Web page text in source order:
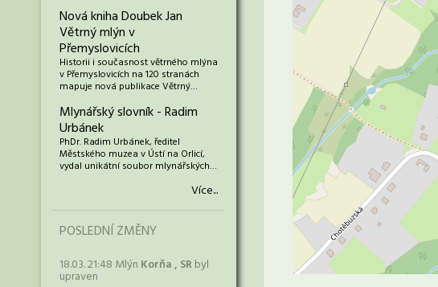
Nová kniha Doubek Jan
Větrný mlýn v
Přemyslovicích
Historii i současnost větrného mlýna
v Přemyslovicích na 120 stranách
mapuje nová publikace Větrný…
Mlynářský slovník - Radim
Urbánek
PhDr. Radim Urbánek, ředitel
Městského muzea v Ústí na Orlicí,
vydal unikátní soubor mlynářských…
Více...
POSLEDNÍ ZMĚNY
18.03. 21:48 Mlýn Korňa , SRbyl
upraven